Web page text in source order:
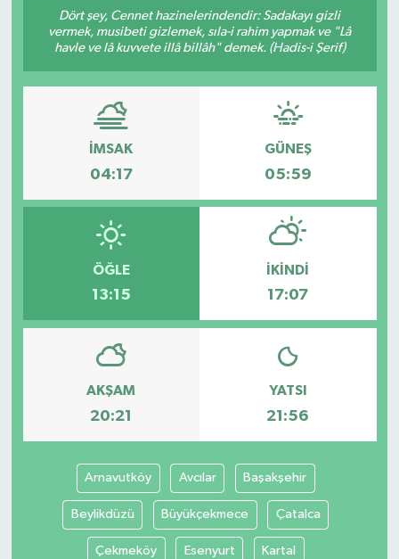
Dört şey, Cennet hazinelerindendir: Sadakayı gizli
vermek, musibeti gizlemek, sıla-i rahim yapmak ve "Lâ
havle ve lâ kuvvete illâ billâh" demek. (Hadis-i Şerif)
İMSAK
04:17
GÜNEŞ
05:59
ÖĞLE
13:15
İKINDI
17:07
AKŞAM
20:21
YATSI
21:56
Arnavutköy Avcılar Başakşehir
Beylikdüzü Büyükçekmece Çatalca
Çekmeköy Esenyurt Kartal
Manşet Haberi